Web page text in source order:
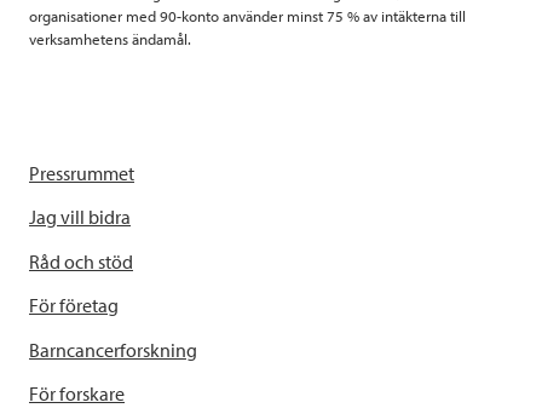
organisationer med 90-konto använder minst 75 % av intäkterna till
verksamhetens ändamål.
Pressrummet
Jag vill bidra
Råd och stöd
För företag
Barncancerforskning
För forskare